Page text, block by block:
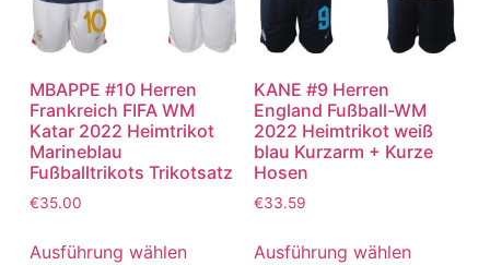
MBAPPE #10 Herren
Frankreich FIFA WM
Katar 2022 Heimtrikot
Marineblau
Fußballtrikots Trikotsatz
€35.00
Ausführung wählen
KANE #9 Herren
England Fußball-WM
2022 Heimtrikot weiß
blau Kurzarm + Kurze
Hosen
€33.59
Ausführung wählen